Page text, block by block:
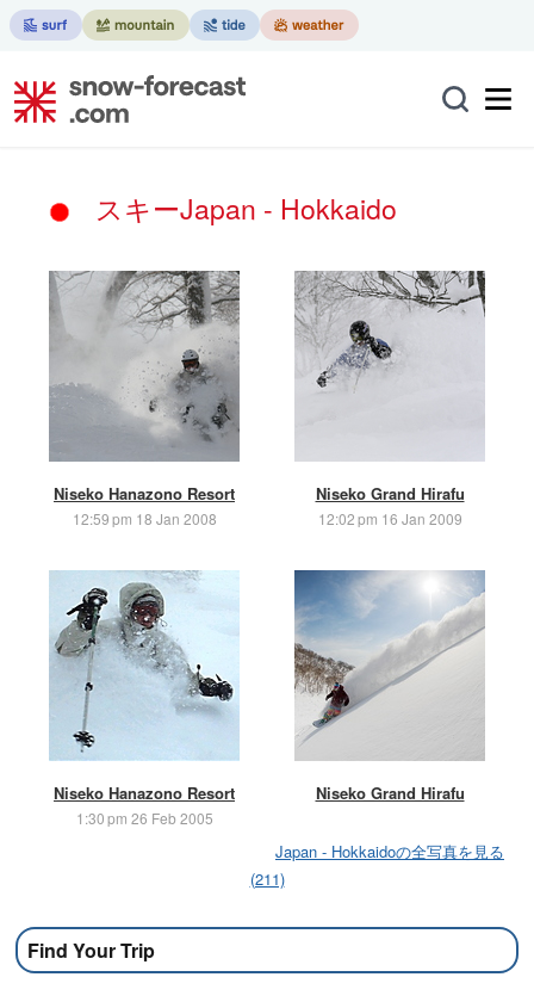
スキーJapan - Hokkaido
Niseko Hanazono Resort
12:59 pm 18 Jan 2008
Niseko Grand Hirafu
12:02 pm 16 Jan 2009
Niseko Hanazono Resort
1:30 pm 26 Feb 2005
Niseko Grand Hirafu
Japan - Hokkaidoの全写真を見る
(211)
Find Your Trip